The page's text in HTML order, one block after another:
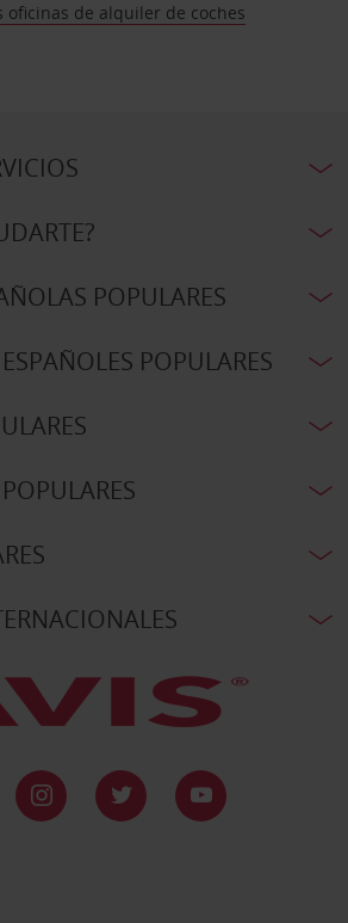
oficinas de alquiler de coches
POPULARES
POPULARES